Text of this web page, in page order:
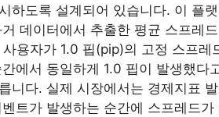
하도록 설계되어 있습니다. 이 플
데이터에서 추출한 평균 스프레
용자가 1.0 핍(pip)의 고정 스프
에서 동일하게 1.0 핍이 발생했다
니다. 실제 시장에서는 경제지표
트가 발생하는 순간에 스프레드